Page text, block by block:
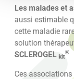
Les malades et
aussi estimable
cette maladie
solution
SCLEROGEL kit
®
Ces